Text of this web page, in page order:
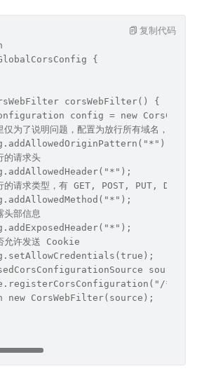
{
corsWebFilter() {
config = new
为了说明问题，配置为放行所有域名，生产环
请求头
的请求类型，有 GET, POST, PUT,
部信息
许发送 Cookie
source
**",
new CorsWebFilter(source);
复制代码